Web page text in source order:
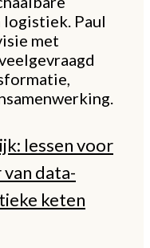
Paul
met
lessen voor
data-
keten